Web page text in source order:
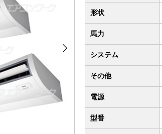
形状
馬力
システム
その他
電源
型番